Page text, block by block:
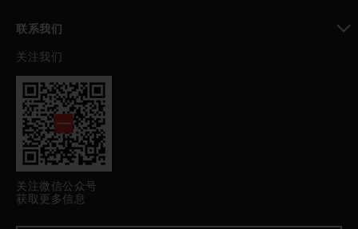
联系我们
toggle view
关注我们
关注微信公众号
获取更多信息